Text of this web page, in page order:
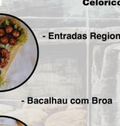
nas redes sociais!